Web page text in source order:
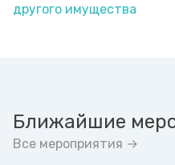
другого имущества
Ближайшие
Все мероприятия →